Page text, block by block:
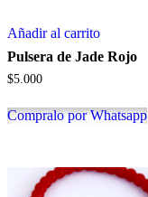
Añadir al carrito
Pulsera de Jade Rojo
$5.000
Compralo por Whatsapp